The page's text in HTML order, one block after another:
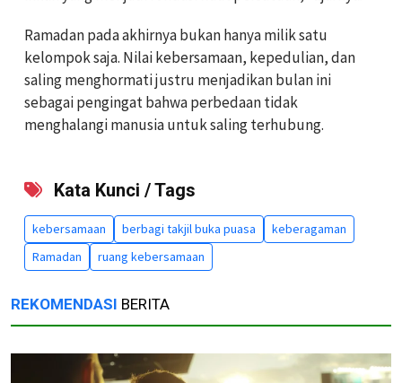
Ramadan pada akhirnya bukan hanya milik satu
kelompok saja. Nilai kebersamaan, kepedulian, dan
saling menghormati justru menjadikan bulan ini
sebagai pengingat bahwa perbedaan tidak
menghalangi manusia untuk saling terhubung.
Kata Kunci / Tags
kebersamaan berbagi takjil buka puasa
keberagaman
Ramadan
ruang kebersamaan
REKOMENDASI BERITA